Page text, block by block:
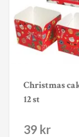
Christmas
12 st
39 kr